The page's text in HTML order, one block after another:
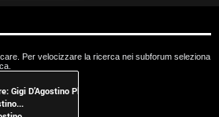
Per velocizzare la ricerca nei subforum seleziona